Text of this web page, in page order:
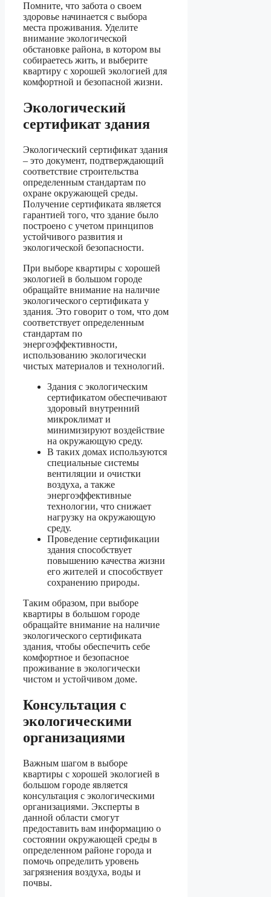
Помните, что забота о своем
здоровье начинается с выбора
места проживания. Уделите
внимание экологической
обстановке района, в котором вы
собираетесь жить, и выберите
квартиру с хорошей экологией для
комфортной и безопасной жизни.
Экологический
сертификат здания
Экологический сертификат здания
– это документ, подтверждающий
соответствие строительства
определенным стандартам по
охране окружающей среды.
Получение сертификата является
гарантией того, что здание было
построено с учетом принципов
устойчивого развития и
экологической безопасности.
При выборе квартиры с хорошей
экологией в большом городе
обращайте внимание на наличие
экологического сертификата у
здания. Это говорит о том, что дом
соответствует определенным
стандартам по
энергоэффективности,
использованию экологически
чистых материалов и технологий.
Здания с экологическим
сертификатом обеспечивают
здоровый внутренний
микроклимат и
минимизируют воздействие
на окружающую среду.
В таких домах используются
специальные системы
вентиляции и очистки
воздуха, а также
энергоэффективные
технологии, что снижает
нагрузку на окружающую
среду.
Проведение сертификации
здания способствует
повышению качества жизни
его жителей и способствует
сохранению природы.
Таким образом, при выборе
квартиры в большом городе
обращайте внимание на наличие
экологического сертификата
здания, чтобы обеспечить себе
комфортное и безопасное
проживание в экологически
чистом и устойчивом доме.
Консультация с
экологическими
организациями
Важным шагом в выборе
квартиры с хорошей экологией в
большом городе является
консультация с экологическими
организациями. Эксперты в
данной области смогут
предоставить вам информацию о
состоянии окружающей среды в
определенном районе города и
помочь определить уровень
загрязнения воздуха, воды и
почвы.